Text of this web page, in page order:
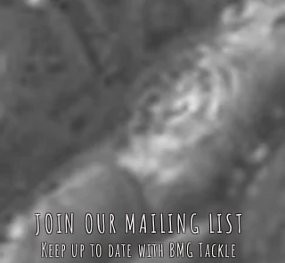
JOIN OUR MAILING LIST
Keep up to date with BMG Tackle